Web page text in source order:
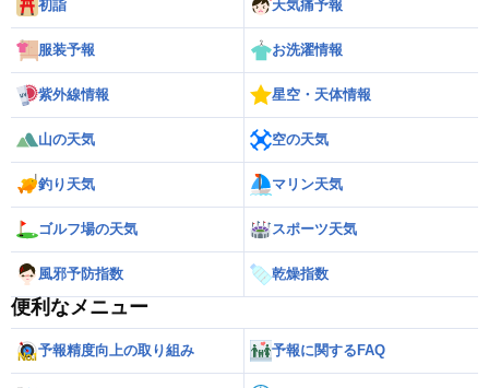
初詣 天気痛予報
服装予報 お洗濯情報
紫外線情報 星空・天体情報
山の天気 空の天気
釣り天気 マリン天気
ゴルフ場の天気 スポーツ天気
風邪予防指数 乾燥指数
便利なメニュー
予報精度向上の取り組み 予報に関するFAQ